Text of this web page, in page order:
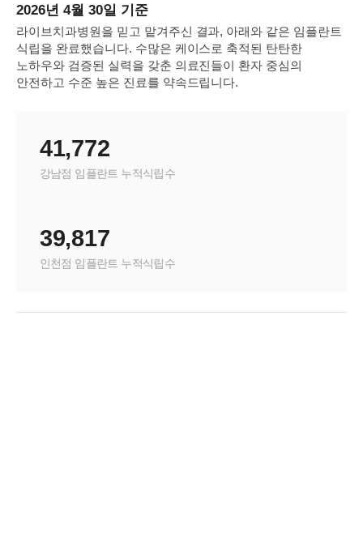
2026년 4월 30일 기준
라이브치과병원을 믿고 맡겨주신 결과, 아래와 같은 임플란트
식립을 완료했습니다. 수많은 케이스로 축적된 탄탄한
노하우와 검증된 실력을 갖춘 의료진들이 환자 중심의
안전하고 수준 높은 진료를 약속드립니다.
41,772
강남점 임플란트 누적식립수
39,817
인천점 임플란트 누적식립수